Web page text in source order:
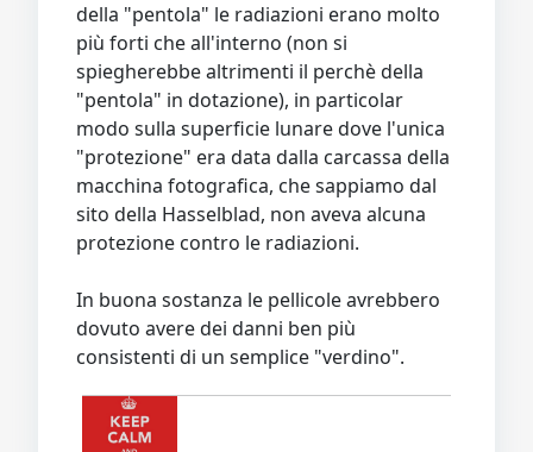
della "pentola" le radiazioni erano molto
più forti che all'interno (non si
spiegherebbe altrimenti il perchè della
"pentola" in dotazione), in particolar
modo sulla superficie lunare dove l'unica
"protezione" era data dalla carcassa della
macchina fotografica, che sappiamo dal
sito della Hasselblad, non aveva alcuna
protezione contro le radiazioni.
In buona sostanza le pellicole avrebbero
dovuto avere dei danni ben più
consistenti di un semplice "verdino".